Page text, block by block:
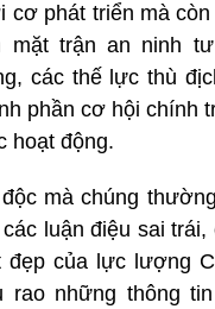
cơ phát triển mà
mặt trận an ninh
các thế lực thù
phần cơ hội chính
hoạt động.
mà chúng
luận điệu sai trái,
đẹp của lực lượng
rao những thông